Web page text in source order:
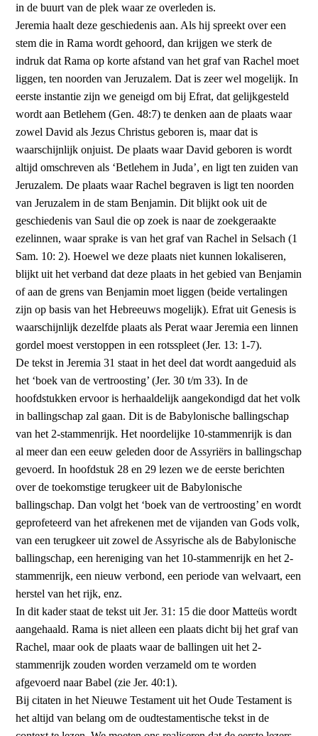
in de buurt van de plek waar ze overleden is.
Jeremia haalt deze geschiedenis aan. Als hij spreekt over een
stem die in Rama wordt gehoord, dan krijgen we sterk de
indruk dat Rama op korte afstand van het graf van Rachel moet
liggen, ten noorden van Jeruzalem. Dat is zeer wel mogelijk. In
eerste instantie zijn we geneigd om bij Efrat, dat gelijkgesteld
wordt aan Betlehem (Gen. 48:7) te denken aan de plaats waar
zowel David als Jezus Christus geboren is, maar dat is
waarschijnlijk onjuist. De plaats waar David geboren is wordt
altijd omschreven als ‘Betlehem in Juda’, en ligt ten zuiden van
Jeruzalem. De plaats waar Rachel begraven is ligt ten noorden
van Jeruzalem in de stam Benjamin. Dit blijkt ook uit de
geschiedenis van Saul die op zoek is naar de zoek­geraakte
ezelinnen, waar sprake is van het graf van Rachel in Selsach (1
Sam. 10: 2). Hoewel we deze plaats niet kunnen lokaliseren,
blijkt uit het verband dat deze plaats in het gebied van Benjamin
of aan de grens van Benjamin moet liggen (beide vertalingen
zijn op basis van het Hebreeuws mogelijk). Efrat uit Genesis is
waarschijnlijk dezelfde plaats als Perat waar Jeremia een linnen
gordel moest verstoppen in een rotsspleet (Jer. 13: 1-7).
De tekst in Jeremia 31 staat in het deel dat wordt aangeduid als
het ‘boek van de vertroosting’ (Jer. 30 t/m 33). In de
hoofdstukken ervoor is her­haaldelijk aangekondigd dat het volk
in ballingschap zal gaan. Dit is de Babylonische ballingschap
van het 2-stammenrijk. Het noordelijke 10-stammenrijk is dan
al meer dan een eeuw geleden door de Assyriërs in ballingschap
gevoerd. In hoofdstuk 28 en 29 lezen we de eerste berichten
over de toekomstige terugkeer uit de Babylonische
ballingschap. Dan volgt het ‘boek van de vertroosting’ en wordt
geprofeteerd van het afrekenen met de vijanden van Gods volk,
van een terugkeer uit zowel de Assyrische als de Babylonische
ballingschap, een hereniging van het 10-stammenrijk en het 2-
stammenrijk, een nieuw verbond, een periode van welvaart, een
herstel van het rijk, enz.
In dit kader staat de tekst uit Jer. 31: 15 die door Matteüs wordt
aan­gehaald. Rama is niet alleen een plaats dicht bij het graf van
Rachel, maar ook de plaats waar de ballingen uit het 2-
stammenrijk zouden worden verzameld om te worden
afgevoerd naar Babel (zie Jer. 40:1).
Bij citaten in het Nieuwe Testament uit het Oude Testament is
het altijd van belang om de oud­testamentische tekst in de